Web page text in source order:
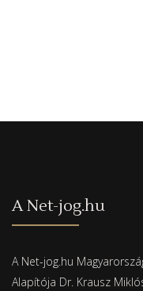
A Net-jog.hu
A Net-jog.hu
Alapítója Dr. Krausz